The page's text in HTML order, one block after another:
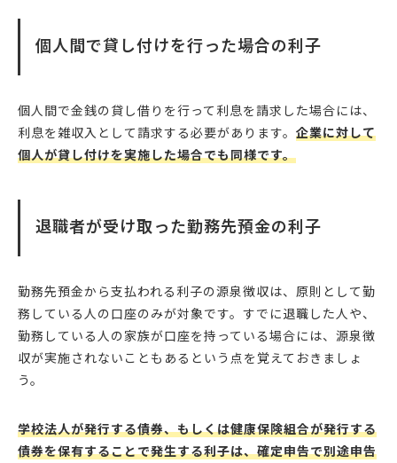
個人間で貸し付けを行った場合の利子
個人間で金銭の貸し借りを行って利息を請求した場合には、
利息を雑収入として請求する必要があります。 企業に対して
個人が貸し付けを実施した場合でも同様です。
退職者が受け取った勤務先預金の利子
勤務先預金から支払われる利子の源泉徴収は、原則として勤
務している人の口座のみが対象です。すでに退職した人や、
勤務している人の家族が口座を持っている場合には、源泉徴
収が実施されないこともあるという点を覚えておきましょ
う。
学校法人が発行する債券、もしくは健康保険組合が発行する
債券を保有することで発生する利子は、確定申告で別途申告